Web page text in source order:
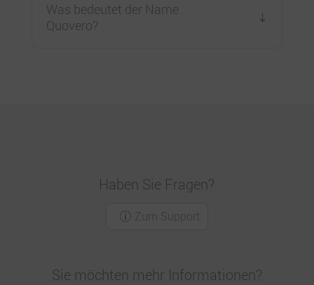
Was bedeutet der Name
Quovero?
Haben Sie Fragen?
Zum Support
Sie möchten mehr Informationen?